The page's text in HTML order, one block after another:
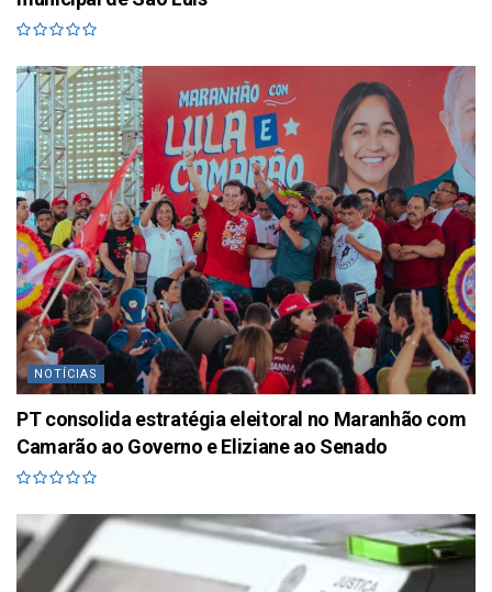
NOTÍCIAS
PT consolida estratégia eleitoral no Maranhão com
Camarão ao Governo e Eliziane ao Senado